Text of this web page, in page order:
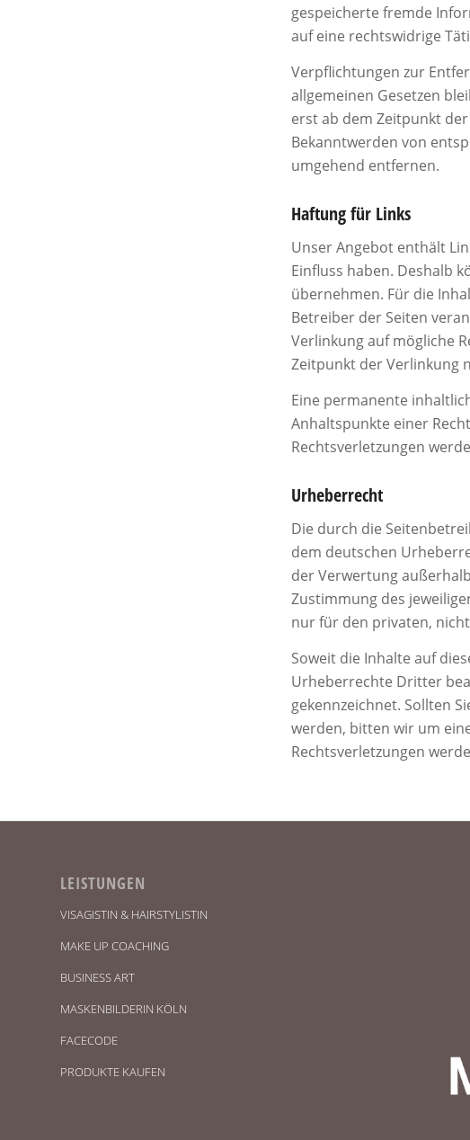
gespeicherte fremde
auf eine rechtswidrige
Verpflichtungen zur
allgemeinen Gesetzen
erst ab dem Zeitpunkt
Bekanntwerden von
umgehend entfernen.
Haftung für Links
Unser Angebot enthält
Einfluss haben. Deshalb
übernehmen. Für die
Betreiber der Seiten
Verlinkung auf mögliche
Zeitpunkt der Verlinkung
Eine permanente
Anhaltspunkte einer
Rechtsverletzungen
Urheberrecht
Die durch die
dem deutschen
der Verwertung
Zustimmung des
nur für den privaten,
Soweit die Inhalte auf
Urheberrechte Dritter
gekennzeichnet. Sollten
werden, bitten wir um
Rechtsverletzungen
LEISTUNGEN
VISAGISTIN & HAIRSTYLISTIN
MAKE UP COACHING
BUSINESS ART
MASKENBILDERIN KÖLN
FACECODE
PRODUKTE KAUFEN